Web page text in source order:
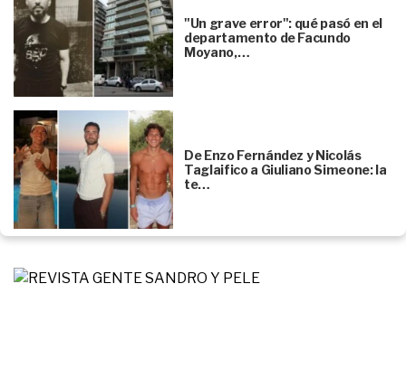
"Un grave error": qué pasó en el
departamento de Facundo
Moyano,…
De Enzo Fernández y Nicolás
Taglaifico a Giuliano Simeone: la
te…